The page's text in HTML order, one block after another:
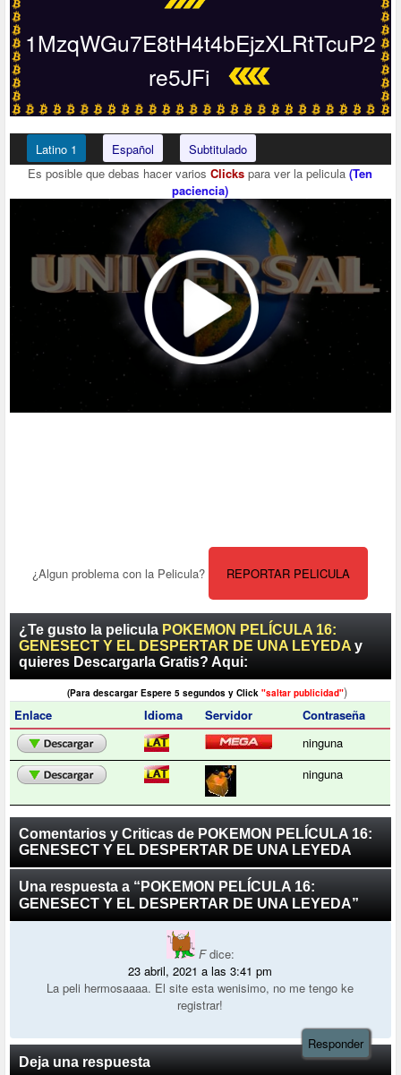
1MzqWGu7E8tH4t4bEjzXLRtTcuP2
re5JFi
Latino 1 Español
Subtitulado
Es posible que debas hacer variosClicks para ver la pelicula(Ten
paciencia)
¿Algun problema con la Pelicula? REPORTAR PELICULA
¿Te gusto la pelicula POKEMON PELÍCULA 16:
GENESECT Y EL DESPERTAR DE UNA LEYEDA y
quieres Descargarla Gratis? Aqui:
(Para descargar Espere 5 segundos y Click "saltar publicidad")
Enlace
Idioma Servidor
Contraseña
ninguna
ninguna
Comentarios y Criticas de POKEMON PELÍCULA 16:
GENESECT Y EL DESPERTAR DE UNA LEYEDA
Una respuesta a “POKEMON PELÍCULA 16:
GENESECT Y EL DESPERTAR DE UNA LEYEDA”
F dice:
23 abril, 2021 a las 3:41 pm
La peli hermosaaaa. El site esta wenisimo, no me tengo ke
registrar!
Responder
Deja una respuesta